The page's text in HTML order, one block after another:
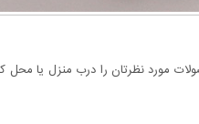
مورد نظرتان را درب منزل یا محل